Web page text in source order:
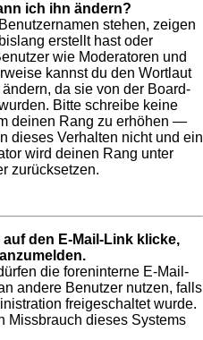
ich ihn ändern?
stehen, zeigen
erstellt hast oder
wie Moderatoren und
kannst du den Wortlaut
da sie von der Board-
Bitte schreibe keine
deinen Rang zu erhöhen —
dieses Verhalten nicht und ein
wird deinen Rang unter
zurücksetzen.
den E-Mail-Link klicke,
die foreninterne E-Mail-
andere Benutzer nutzen, falls
freigeschaltet wurde.
Missbrauch dieses Systems